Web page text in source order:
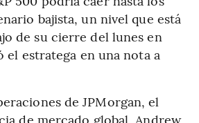
bajista, un nivel que está
de su cierre del lunes en
el estratega en una nota a
de JPMorgan, el
de mercado global, Andrew